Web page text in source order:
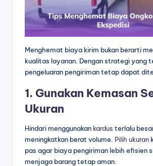
Menghemat biaya kirim bukan berarti
kualitas layanan. Dengan strategi yang
pengeluaran pengiriman tetap dapat
1. Gunakan Kemasan
Ukuran
Hindari menggunakan kardus terlalu
meningkatkan berat volume. Pilih ukuran
pas agar biaya pengiriman lebih efisien
menjaga barang tetap aman.